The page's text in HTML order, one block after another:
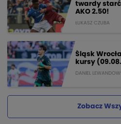
twardy starć
AKO 2.50!
ŁUKASZ CZUBA
Śląsk
kursy
DANIEL
Zobacz